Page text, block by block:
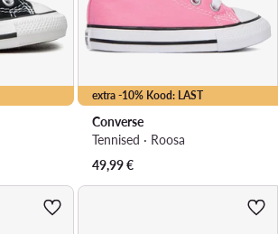
extra -10% Kood: LAST
Converse
Tennised · Roosa
49,99€